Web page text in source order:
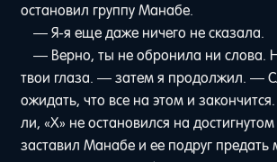
остановил группу Манабе.
— Я-я еще даже ничего не сказала.
— Верно, ты не обронила ни слова.
твои глаза. — затем я продолжил. —
ожидать, что все на этом и
ли, «Х» не остановился на
заставил Манабе и ее подруг предать